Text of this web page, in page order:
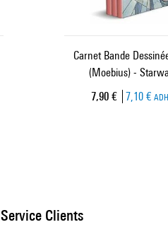
Carnet Bande
(Moebius) -
Prix ​​actuel
7,90 € 7,10 €
Service Clients